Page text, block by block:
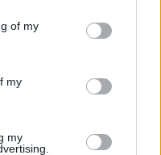
You may click to
its third-party tags to
in below Google
of my
my
my
θελήσει να
μονάρχης.
κανόνας,
12 ετών, ο